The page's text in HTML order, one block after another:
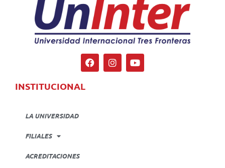
INSTITUCIONAL
LA UNIVERSIDAD
FILIALES
ACREDITACIONES